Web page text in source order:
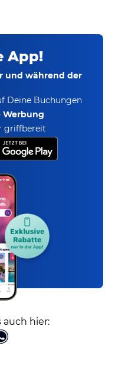
App!
und während der
Deine Buchungen
Werbung
griffbereit
auch hier: